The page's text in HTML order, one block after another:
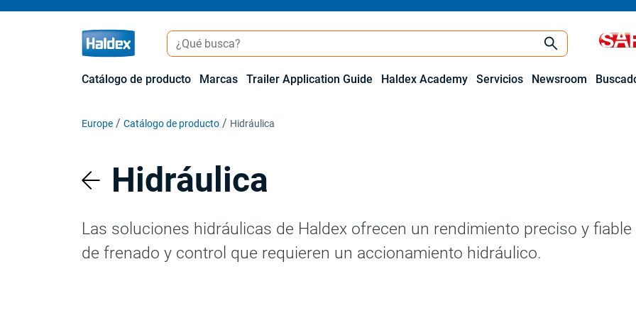
Catálogo de producto Marcas Trailer Application Guide Haldex Academy Servicios Newsroom
Europe Catálogo de producto Hidráulica
Hidráulica
Las soluciones hidráulicas de Haldex ofrecen un rendimiento preciso y
de frenado y control que requieren un accionamiento hidráulico.